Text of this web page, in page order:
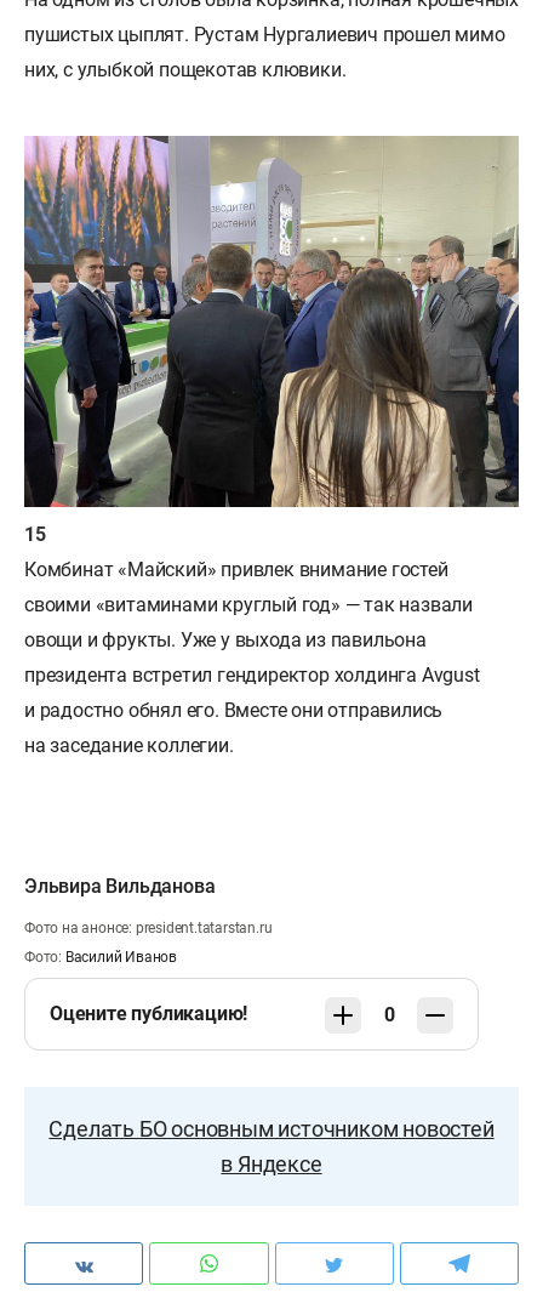
пушистых цыплят. Рустам Нургалиевич прошел мимо
них, с улыбкой пощекотав клювики.
Комбинат «Майский» привлек внимание гостей
своими «витаминами круглый год» — так назвали
овощи и фрукты. Уже у выхода из павильона
президента встретил гендиректор холдинга Avgust
и радостно обнял его. Вместе они отправились
на заседание коллегии.
Эльвира Вильданова
Фото на анонсе: president.tatarstan.ru
Фото: Василий Иванов
Оцените публикацию! 0
Сделать БО основным источником новостей
в Яндексе